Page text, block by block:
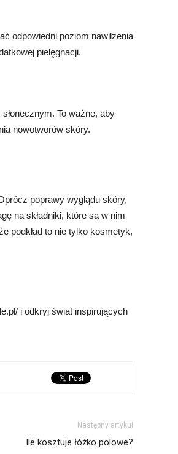
odpowiedni poziom nawilżenia
pielęgnacji.
To ważne, aby
nowotworów skóry.
poprawy wyglądu skóry,
na składniki, które są w nim
podkład to nie tylko kosmetyk,
i odkryj świat inspirujących
Następny artykuł
Ile kosztuje łóżko polowe?